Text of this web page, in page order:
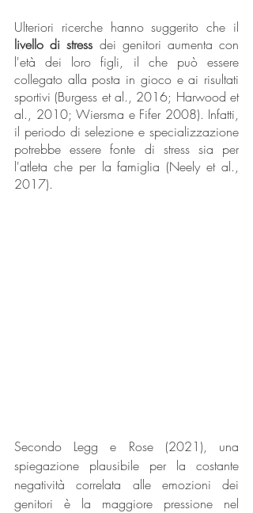
livello di stress dei genitori aumenta con
l'età dei loro figli, il che può essere
collegato alla posta in gioco e ai risultati
sportivi (Burgess et al., 2016; Harwood et
al., 2010; Wiersma e Fifer 2008). Infatti,
il periodo di selezione e specializzazione
potrebbe essere fonte di stress sia per
l'atleta che per la famiglia (Neely et al.,
2017).
Secondo Legg e Rose (2021), una
spiegazione plausibile per la costante
negatività correlata alle emozioni dei
genitori è la maggiore pressione nel